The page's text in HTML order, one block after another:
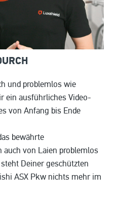
und problemlos wie
ein ausführliches Video-
von Anfang bis Ende
bewährte
auch von Laien problemlos
Deiner geschützten
ASX Pkw nichts mehr im